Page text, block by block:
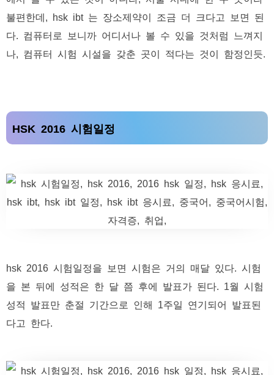
불편한데, hsk ibt 는 장소제약이 조금 더 크다고 보면 된
다. 컴퓨터로 보니까 어디서나 볼 수 있을 것처럼 느껴지
나, 컴퓨터 시험 시설을 갖춘 곳이 적다는 것이 함정인듯.
HSK 2016 시험일정
hsk 2016 시험일정을 보면 시험은 거의 매달 있다. 시험
을 본 뒤에 성적은 한 달 쯤 후에 발표가 된다. 1월 시험
성적 발표만 춘절 기간으로 인해 1주일 연기되어 발표된
다고 한다.